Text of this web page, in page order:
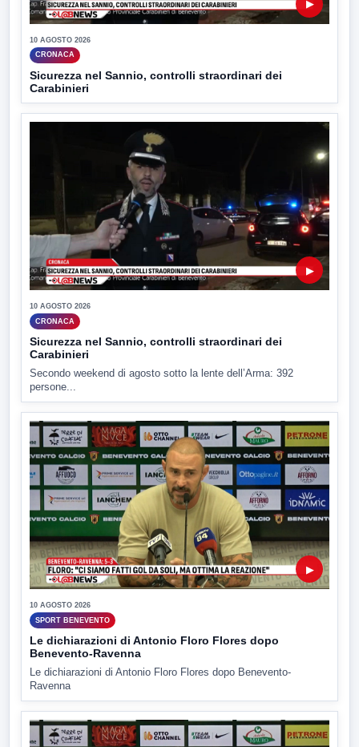
▶
10 AGOSTO 2026
CRONACA
Sicurezza nel Sannio, controlli straordinari dei
Carabinieri
▶
10 AGOSTO 2026
CRONACA
Sicurezza nel Sannio, controlli straordinari dei
Carabinieri
Secondo weekend di agosto sotto la lente dell’Arma: 392
persone...
▶
10 AGOSTO 2026
SPORT BENEVENTO
Le dichiarazioni di Antonio Floro Flores dopo
Benevento-Ravenna
Le dichiarazioni di Antonio Floro Flores dopo Benevento-
Ravenna